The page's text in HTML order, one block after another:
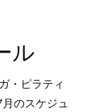
ル
・ピラティ
のスケジュ